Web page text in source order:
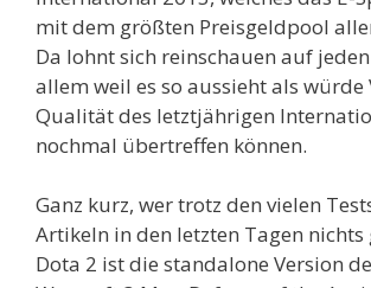
mit dem größten Preisgeldpool
Da lohnt sich reinschauen auf
allem weil es so aussieht als würde
Qualität des letztjährigen
nochmal übertreffen können.
Ganz kurz, wer trotz den vielen
Artikeln in den letzten Tagen nichts
Dota 2 ist die standalone Version